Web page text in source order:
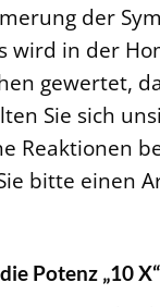
der
wird in der
gewertet,
Sie sich
Reaktionen
bitte einen
Potenz „10